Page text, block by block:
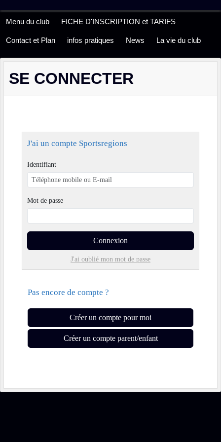
Menu du club FICHE D'INSCRIPTION et TARIFS
Contact et Plan infos pratiques News La vie du club
SE CONNECTER
J'ai un compte Sportsregions
Identifiant
Mot de passe
Connexion
J'ai oublié mon mot de passe
Pas encore de compte ?
Créer un compte pour moi
Créer un compte parent/enfant